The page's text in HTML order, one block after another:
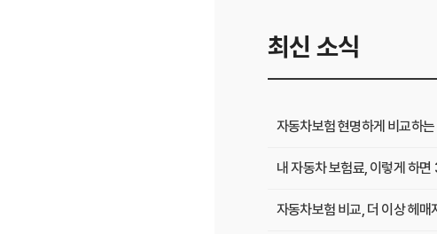
최신 소식
자동차보험 현명하게 비교하
내 자동차 보험료, 이렇게 하
자동차보험 비교, 더 이상 헤